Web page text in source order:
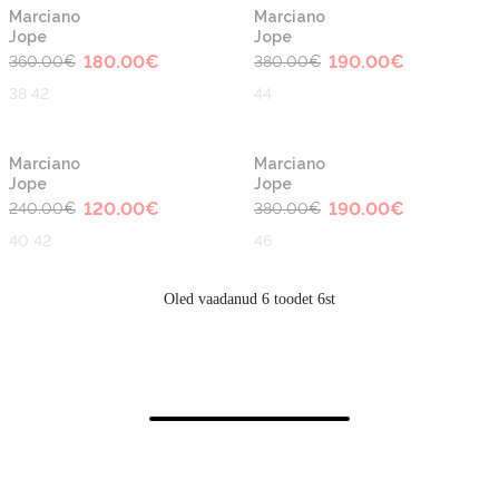
-50%
Marciano
Jope
360.00€ 180.00€
38 42
-50%
Marciano
Jope
380.00€ 190.00€
44
-50%
Marciano
Jope
240.00€ 120.00€
40 42
-50%
Marciano
Jope
380.00€ 190.00€
46
Oled vaadanud 6 toodet 6st